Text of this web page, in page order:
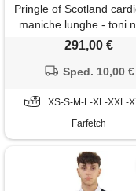
Pringle of Scotland
maniche lunghe - toni
291,00 €
Sped. 10,00 €
XS-S-M-L-XL-XXL-
Farfetch